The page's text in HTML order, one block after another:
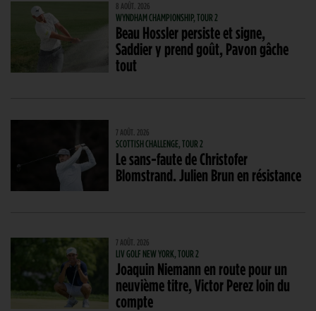
8 AOÛT. 2026
WYNDHAM CHAMPIONSHIP, TOUR 2
Beau Hossler persiste et signe,
Saddier y prend goût, Pavon gâche
tout
7 AOÛT. 2026
SCOTTISH CHALLENGE, TOUR 2
Le sans-faute de Christofer
Blomstrand. Julien Brun en résistance
7 AOÛT. 2026
LIV GOLF NEW YORK, TOUR 2
Joaquin Niemann en route pour un
neuvième titre, Victor Perez loin du
compte